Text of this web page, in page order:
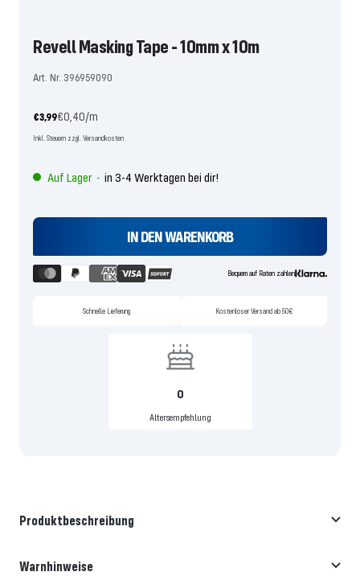
Revell Masking Tape - 10mm x 10m
Art. Nr. 396959090
Angebotspreis
€3,99€0,40/m
Inkl. Steuern zzgl. Versandkosten
Auf Lager - in 3-4 Werktagen bei dir!
IN DEN WARENKORB
Bequem auf Raten zahlen
Schnelle Lieferung Kostenloser Versand ab 50€
0
Altersempfehlung
Produktbeschreibung
Warnhinweise